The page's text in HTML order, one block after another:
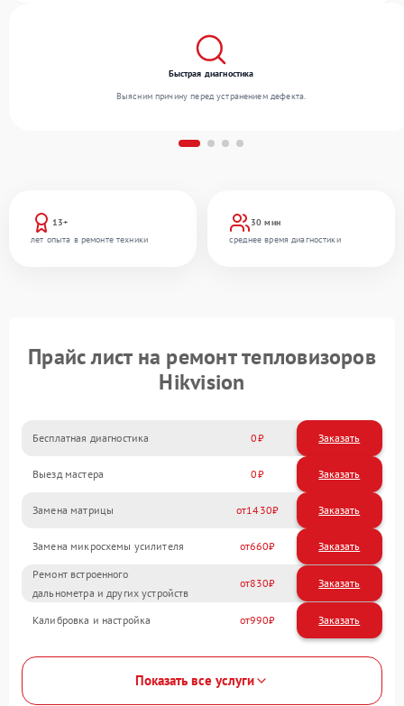
13+
лет опыта в ремонте техники
30 мин
среднее время диагностики
Быстрая диагностика
Выясним причину перед устранением дефекта.
Прайс лист на ремонт тепловизоров
Hikvision
Бесплатная диагностика 0 Заказать
Выезд мастера 0 Заказать
Замена матрицы 1430
Замена микросхемы усилителя 660
Ремонт встроенного
дальнометра и других устройств
830
Калибровка и настройка 990
Показать все услуги